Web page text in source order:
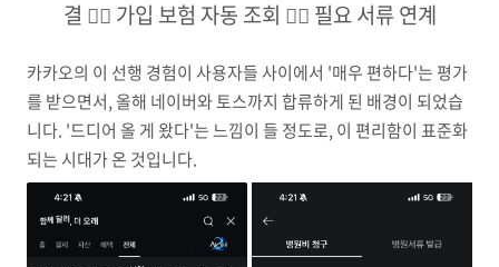
결 👉🏻 가입 보험 자동 조회 👉🏻 필요 서류 연계
카카오의 이 선행 경험이 사용자들 사이에서 '매우 편하다'는 평가
를 받으면서, 올해 네이버와 토스까지 합류하게 된 배경이 되었습
니다. '드디어 올 게 왔다'는 느낌이 들 정도로, 이 편리함이 표준화
되는 시대가 온 것입니다.